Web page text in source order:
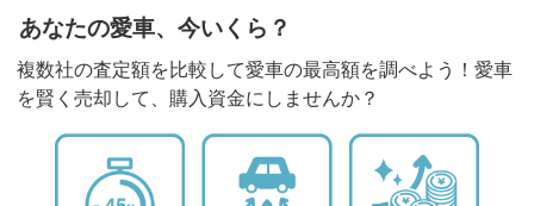
あなたの愛車、今いくら？
複数社の査定額を比較して愛車の最高額を調べよう！愛車
を賢く売却して、購入資金にしませんか？